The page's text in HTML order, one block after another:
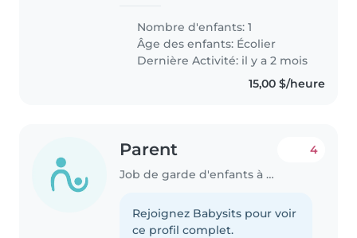
Nombre d'enfants: 1
Âge des enfants: Écolier
Dernière Activité: il y a 2 mois
15,00 $/heure
Parent
Job de garde d'enfants à Calgary
4
Rejoignez Babysits pour voir
ce profil complet.